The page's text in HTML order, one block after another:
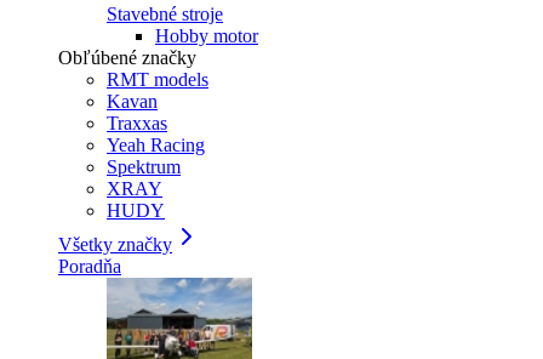
Stavebné stroje
Hobby motor
Obľúbené značky
RMT models
Kavan
Traxxas
Yeah Racing
Spektrum
XRAY
HUDY
Všetky značky
Poradňa